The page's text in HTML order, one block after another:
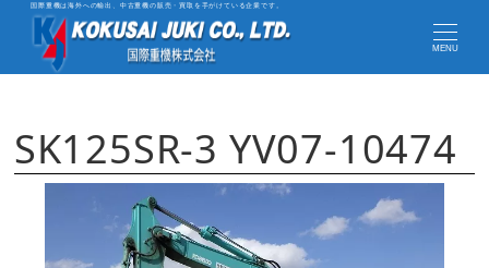
国際重機は海外への輸出、中古重機の販売・買取を手がけている企業です。
MENU
SK125SR-3 YV07-10474